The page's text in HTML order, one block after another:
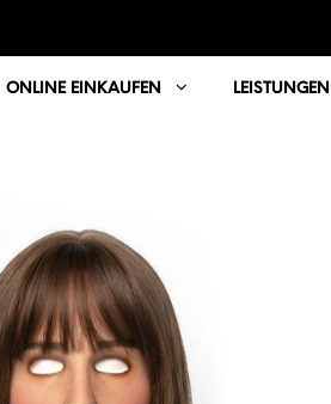
ONLINE EINKAUFEN LEISTUNGEN